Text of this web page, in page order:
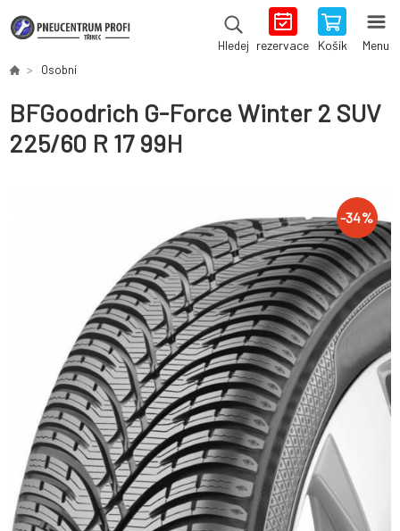
Hledej rezervace Košík Menu
Osobní
BFGoodrich G-Force Winter 2 SUV
225/60 R 17 99H
-34%